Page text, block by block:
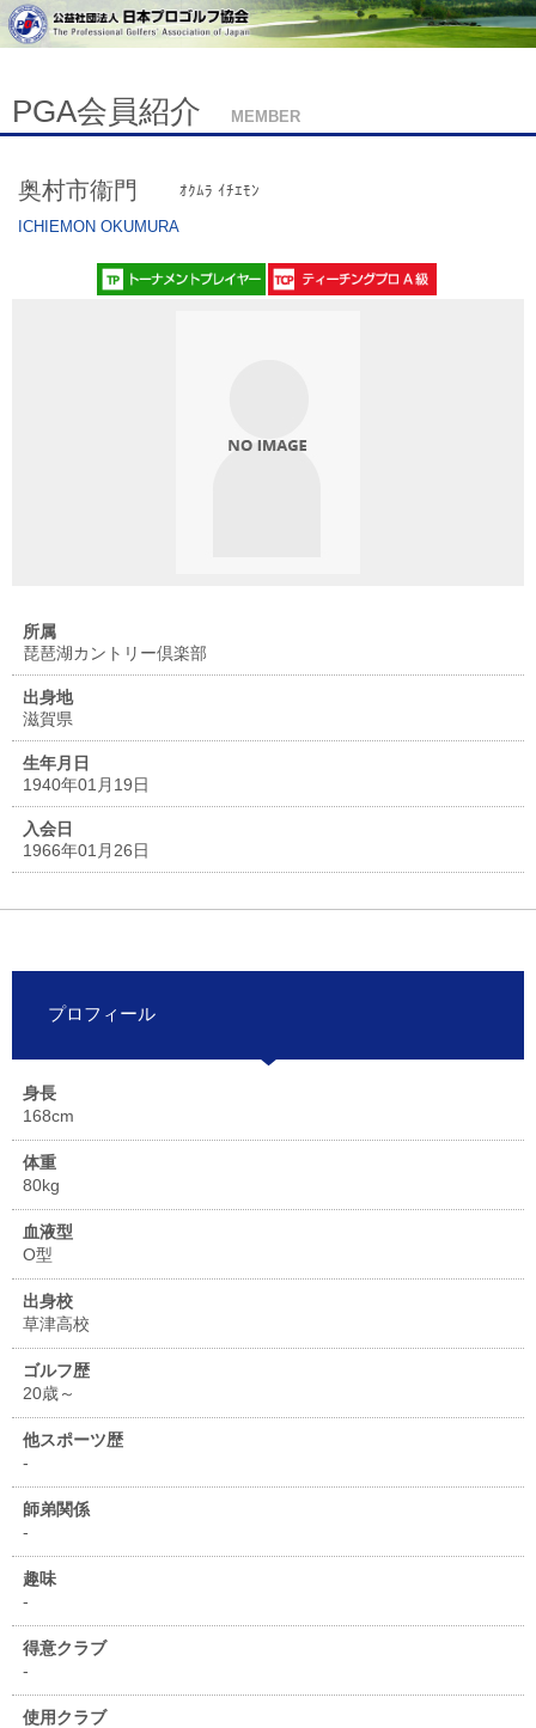
PGA会員紹介 MEMBER
奥村市衞門
ｵｸﾑﾗ ｲﾁｴﾓﾝ
ICHIEMON OKUMURA
所属
琵琶湖カントリー倶楽部
出身地
滋賀県
生年月日
1940年01月19日
入会日
1966年01月26日
プロフィール
身長
168cm
体重
80kg
血液型
O型
出身校
草津高校
ゴルフ歴
20歳～
他スポーツ歴
-
師弟関係
-
趣味
-
得意クラブ
-
使用クラブ